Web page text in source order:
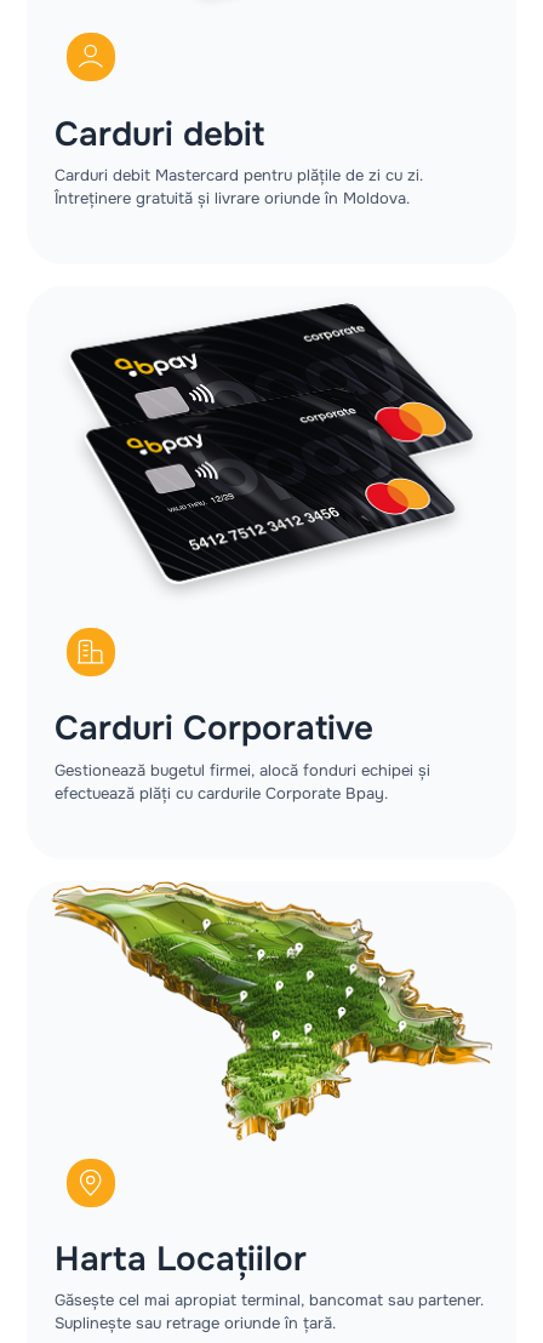
Carduri debit
Carduri debit Mastercard pentru plățile de zi cu zi.
Întreținere gratuită și livrare oriunde în Moldova.
Carduri Corporative
Gestionează bugetul firmei, alocă fonduri echipei și
efectuează plăți cu cardurile Corporate Bpay.
Harta Locațiilor
Găsește cel mai apropiat terminal, bancomat sau partener.
Suplinește sau retrage oriunde în țară.